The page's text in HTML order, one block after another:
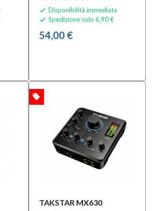
 Disponibilità immediata
 Spedizione solo 6,90 €
54,00 €
TAKSTAR MX630
local_offer